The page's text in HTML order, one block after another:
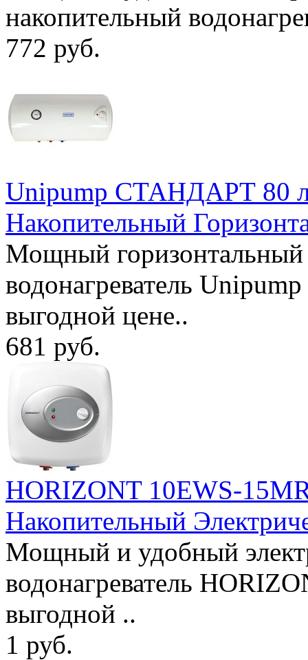
накопительный
772 руб.
Unipump СТАНДАРТ 80
Накопительный
Мощный горизонтальный
водонагреватель
выгодной цене..
681 руб.
HORIZONT 10EWS-
Накопительный
Мощный и удобный
водонагреватель
выгодной ..
1 руб.